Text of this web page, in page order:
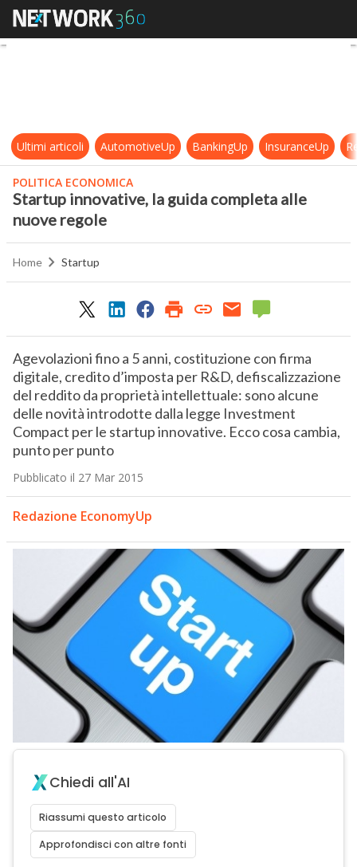
Startup innovative, la guida
Ultimi articoli AutomotiveUp BankingUp InsuranceUp
POLITICA ECONOMICA
Startup innovative, la guida completa alle
nuove regole
Home Startup
Agevolazioni fino a 5 anni, costituzione con firma
digitale, credito d’imposta per R&D, defiscalizzazione
del reddito da proprietà intellettuale: sono alcune
delle novità introdotte dalla legge Investment
Compact per le startup innovative. Ecco cosa cambia,
punto per punto
Pubblicato il 27 Mar 2015
Redazione EconomyUp
Chiedi all'AI
Riassumi questo articolo
Approfondisci con altre fonti